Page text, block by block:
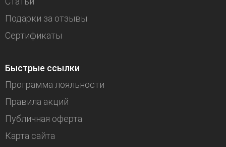
Подарки за отзывы
Сертификаты
Быстрые ссылки
Программа лояльности
Правила акций
Публичная оферта
Карта сайта